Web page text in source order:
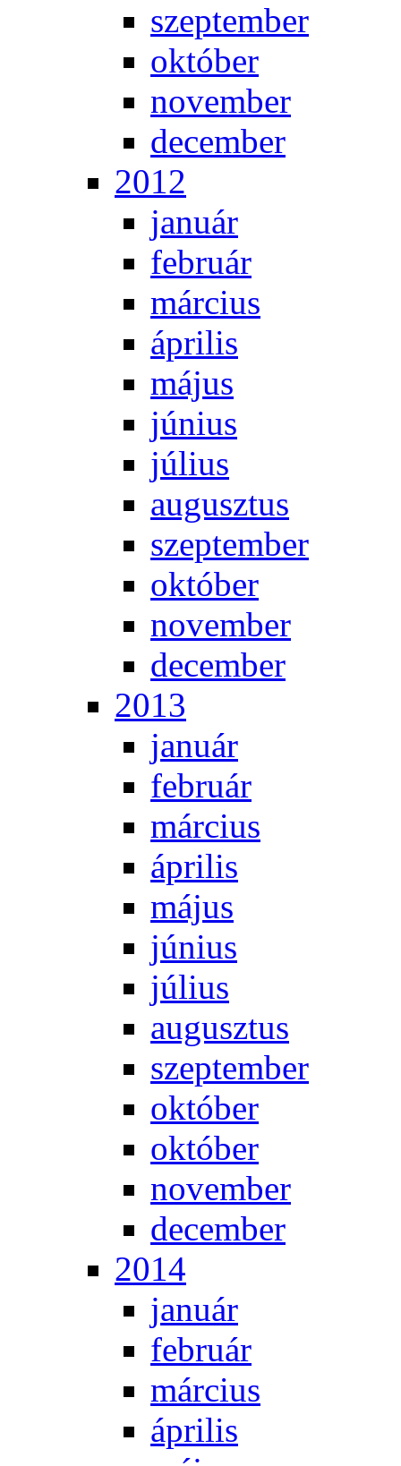
szep­tem­ber
ok­tó­ber
no­vem­ber
de­cem­ber
2012
ja­nu­ár
feb­ru­ár
már­ci­us
áp­ri­lis
má­jus
jú­ni­us
jú­li­us
au­gusz­tus
szep­tem­ber
ok­tó­ber
no­vem­ber
de­cem­ber
2013
ja­nu­ár
feb­ru­ár
már­ci­us
áp­ri­lis
má­jus
jú­ni­us
jú­li­us
au­gusz­tus
szep­tem­ber
ok­tó­ber
ok­tó­ber
no­vem­ber
de­cem­ber
2014
ja­nu­ár
feb­ru­ár
már­ci­us
áp­ri­lis